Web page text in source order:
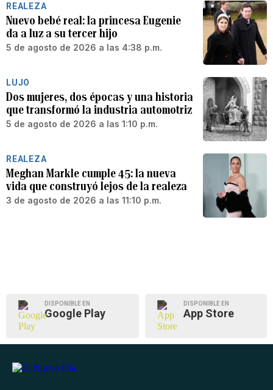
REALEZA
Nuevo bebé real: la princesa Eugenie
da a luz a su tercer hijo
5 de agosto de 2026 a las 4:38 p.m.
LUJO
Dos mujeres, dos épocas y una historia
que transformó la industria automotriz
5 de agosto de 2026 a las 1:10 p.m.
REALEZA
Meghan Markle cumple 45: la nueva
vida que construyó lejos de la realeza
3 de agosto de 2026 a las 11:10 p.m.
DISPONIBLE EN
Google Play
DISPONIBLE EN
App Store